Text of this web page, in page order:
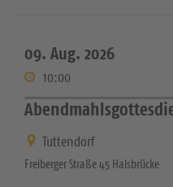
09. Aug. 2026
10:00
Tuttendorf
Freiberger Straße 45 Halsbrücke